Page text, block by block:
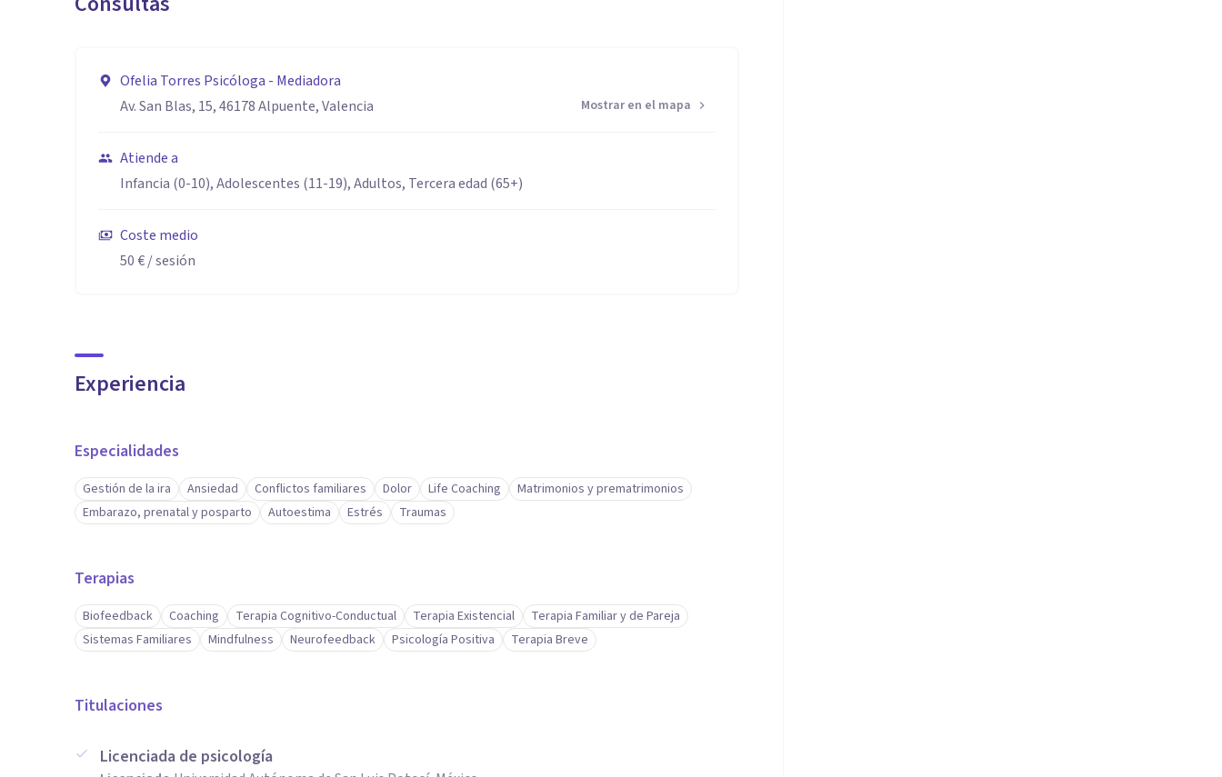
Ofelia Torres Psicóloga - Mediadora
Av. San Blas, 15, 46178 Alpuente, Valencia
Mostrar en el mapa
Atiende a
Infancia (0-10), Adolescentes (11-19), Adultos, Tercera edad (65+)
Coste medio
50 €/ sesión
Experiencia
Especialidades
Gestión de la ira Ansiedad Conflictos familiares Dolor Life Coaching
Matrimonios y prematrimonios
Embarazo, prenatal y posparto
Autoestima Estrés Traumas
Terapias
Biofeedback Coaching Terapia Cognitivo-Conductual Terapia Existencial
Terapia Familiar y de Pareja
Sistemas Familiares
Mindfulness Neurofeedback Psicología Positiva Terapia Breve
Titulaciones
Licenciada de psicología